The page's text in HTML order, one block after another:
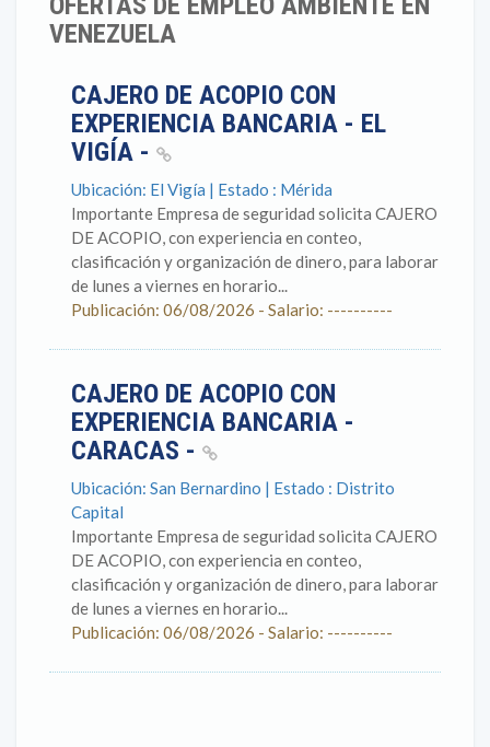
VENEZUELA
CAJERO DE ACOPIO CON
EXPERIENCIA BANCARIA - EL
VIGÍA -
Ubicación: El Vigía | Estado : Mérida
Importante Empresa de seguridad solicita CAJERO
DE ACOPIO, con experiencia en conteo,
clasificación y organización de dinero, para laborar
de lunes a viernes en horario...
Publicación: 06/08/2026 - Salario: ----------
CAJERO DE ACOPIO CON
EXPERIENCIA BANCARIA -
CARACAS -
Ubicación: San Bernardino | Estado : Distrito
Capital
Importante Empresa de seguridad solicita CAJERO
DE ACOPIO, con experiencia en conteo,
clasificación y organización de dinero, para laborar
de lunes a viernes en horario...
Publicación: 06/08/2026 - Salario: ----------